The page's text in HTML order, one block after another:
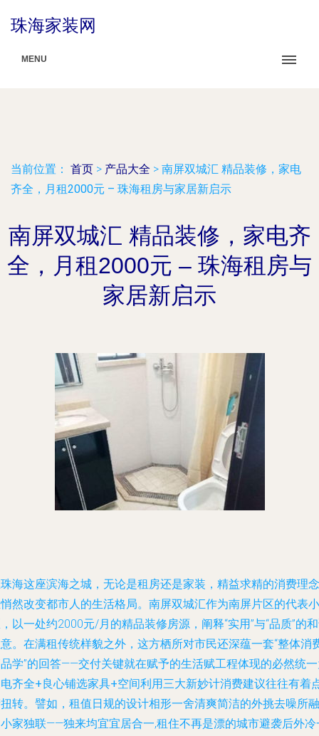
珠海家装网
MENU
当前位置： 首页 > 产品大全 > 南屏双城汇 精品装修，家电
齐全，月租2000元 – 珠海租房与家居新启示
南屏双城汇 精品装修，家电齐
全，月租2000元 – 珠海租房与
家居新启示
海这座滨海之城，无论是租房还是家装，精益求精的消费理念
然改变都市人的生活格局。 南屏双城汇作为南屏片区的代表小
以一处约2000元/月的精品装修房源，阐释“实用”与“品质”的
。在满租传统样貌之外，这方栖所对市民还深蕴一套“整体消
学”的回答——交付关键就在赋予的生活赋工程体现的必然统
齐全+良心铺选家具+空间利用三大新妙计消费建议往往有着
转。譬如，租值日规的设计相形一舍清爽简洁的外挑去噪所融
家独联——独来均宜宜居合一,租住不再是漂的城市避袭后外冷